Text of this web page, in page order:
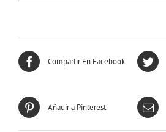
Compartir En Facebook
Añadir a Pinterest